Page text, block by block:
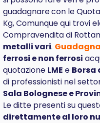
guadagnarecon le
Kg, Comunque qui trovi
Compravendita di
metalli vari. Guadagna
ferrosi e non ferrosi
quotazione LME e Borsa
di professionisti nel
Sala Bolognese e
Le ditte presenti su
direttamente al loro